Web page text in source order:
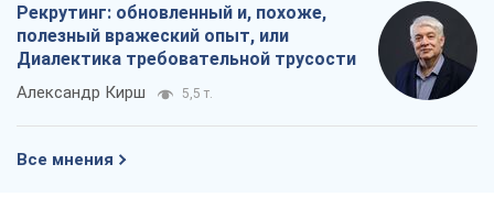
Рекрутинг: обновленный и, похоже,
полезный вражеский опыт, или
Диалектика требовательной трусости
Александр Кирш 5,5 т.
Все мнения